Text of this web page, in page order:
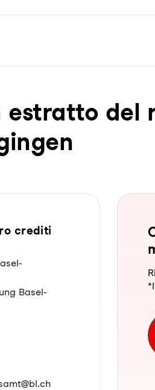
es­trat­to del
crediti
Basel-